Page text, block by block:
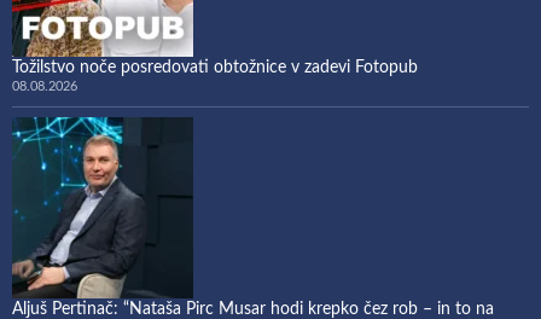
Tožilstvo noče posredovati obtožnice v zadevi Fotopub
08.08.2026
Aljuš Pertinač: “Nataša Pirc Musar hodi krepko čez rob – in to na